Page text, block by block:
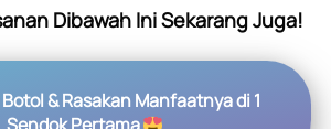
Dibawah Ini Sekarang Juga!
& Rasakan Manfaatnya di 1